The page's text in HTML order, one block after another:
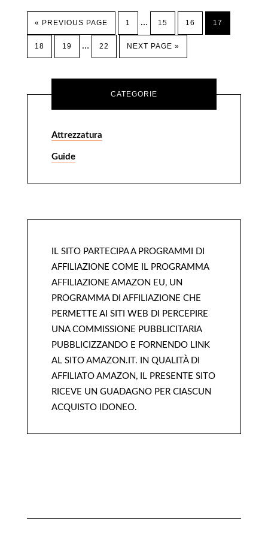
« PREVIOUS PAGE 1 … 15 16 17
18 19 … 22 NEXT PAGE »
CATEGORIE
Attrezzatura
Guide
IL SITO PARTECIPA A PROGRAMMI DI
AFFILIAZIONE COME IL PROGRAMMA
AFFILIAZIONE AMAZON EU, UN
PROGRAMMA DI AFFILIAZIONE CHE
PERMETTE AI SITI WEB DI PERCEPIRE
UNA COMMISSIONE PUBBLICITARIA
PUBBLICIZZANDO E FORNENDO LINK
AL SITO AMAZON.IT. IN QUALITÀ DI
AFFILIATO AMAZON, IL PRESENTE SITO
RICEVE UN GUADAGNO PER CIASCUN
ACQUISTO IDONEO.